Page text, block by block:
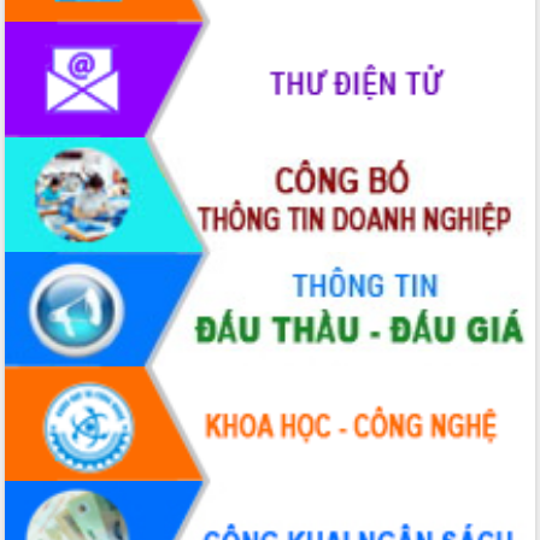
phát triển mới
Thường trực HĐND tỉnh Đắk Lắk gặp
mặt Đoàn chuyên gia y tế TP. Hồ Chí
Lễ truy điệu và an táng hài cốt liệt sĩ
tại Nghĩa trang Liệt sĩ xã Sơn Hòa
Bàn giải pháp tháo gỡ khó khăn trong
xuất khẩu sầu riêng và triển khai quy
định EUDR
Thứ trưởng Bộ Nông nghiệp và Môi
trường Nguyễn Hoàng Hiệp khảo sát
vùng trồng và doanh nghiệp đóng gói
sầu riêng tại Đắk Lắk
Trình diễn nghệ thuật chế biến các
món ăn từ sầu riêng
Đắk Lắk công bố Quy hoạch và xúc
tiến đầu tư tỉnh
Ngành cá ngừ Đắk Lắk chủ động thích
ứng để giữ vững thị trường xuất khẩu
Diễn đàn Kinh tế tư nhân Việt Nam đột